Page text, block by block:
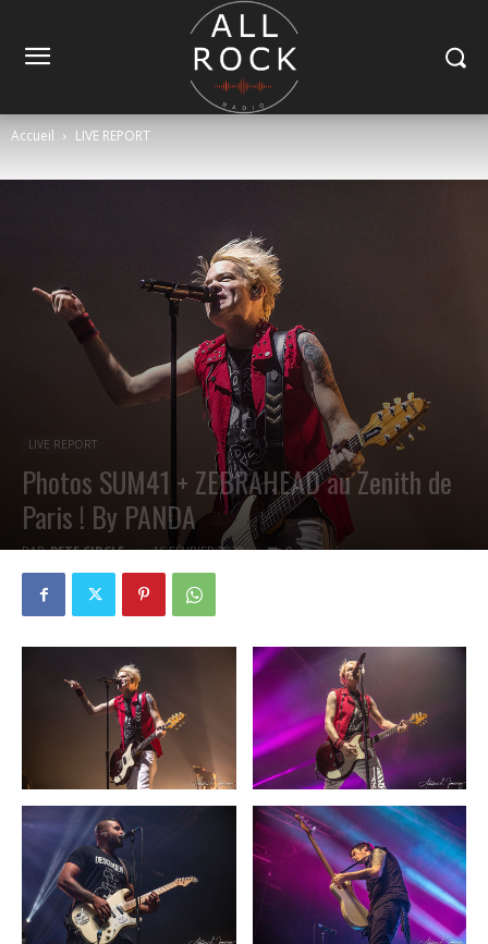
Accueil LIVE REPORT
LIVE REPORT
Photos SUM41 + ZEBRAHEAD au Zenith de
Paris ! By PANDA
PAR PETE CIRCLE 16 FÉVRIER 2020 0